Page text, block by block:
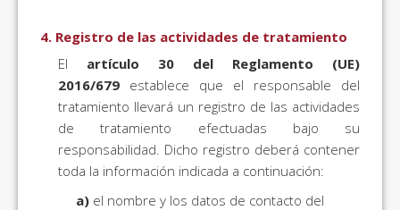
4. Registro de las actividades de tratamiento
El artículo 30 del Reglamento (UE)
2016/679 establece que el responsable del
tratamiento llevará un registro de las actividades
de tratamiento efectuadas bajo su
responsabilidad. Dicho registro deberá contener
toda la información indicada a continuación:
a) el nombre y los datos de contacto del